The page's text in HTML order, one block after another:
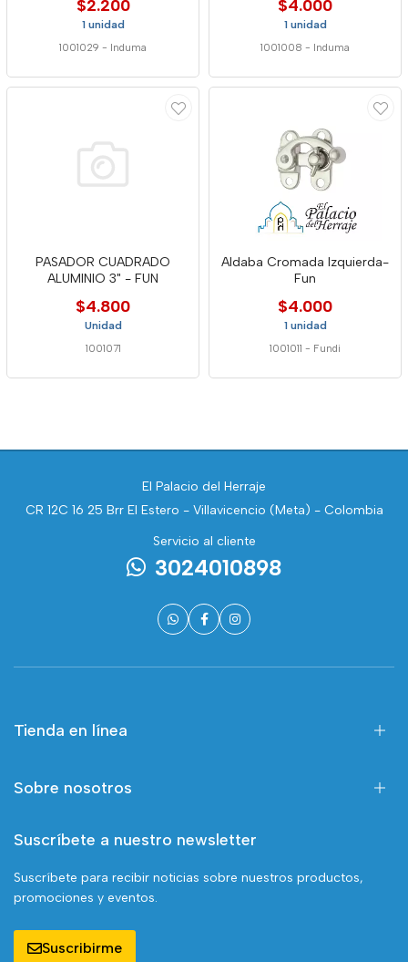
$2.200
1 unidad
1001029 - Induma
$4.000
1 unidad
1001008 - Induma
PASADOR CUADRADO
ALUMINIO 3" - FUN
$4.800
Unidad
1001071
Aldaba Cromada Izquierda-
Fun
$4.000
1 unidad
1001011 - Fundi
El Palacio del Herraje
CR 12C 16 25 Brr El Estero - Villavicencio (Meta) - Colombia
Servicio al cliente
3024010898
Tienda en línea
Sobre nosotros
Suscríbete a nuestro newsletter
Suscríbete para recibir noticias sobre nuestros productos,
promociones y eventos.
Suscribirme